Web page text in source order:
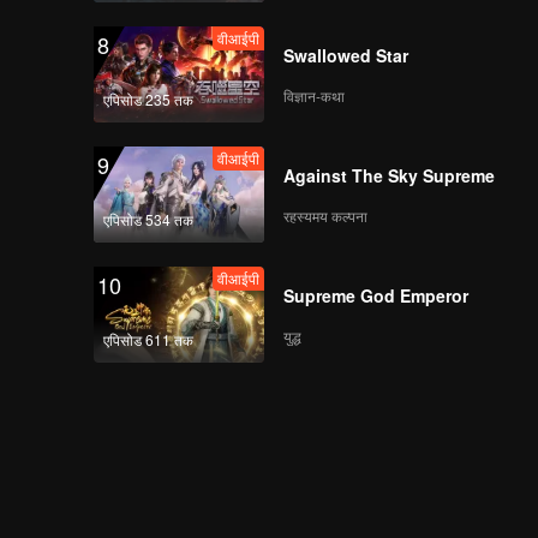
8
एपिसोड 235 तक
वीआईपी
Swallowed Star
विज्ञान-कथा
9
एपिसोड 534 तक
वीआईपी
Against The Sky Supreme
रहस्यमय कल्पना
10
एपिसोड 611 तक
वीआईपी
Supreme God Emperor
युद्ध